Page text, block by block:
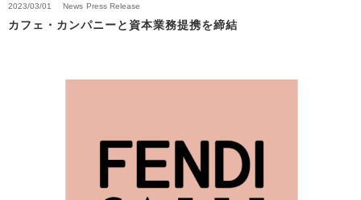
2023/03/01 News Press Release
カフェ・カンパニーと資本業務提携を締結